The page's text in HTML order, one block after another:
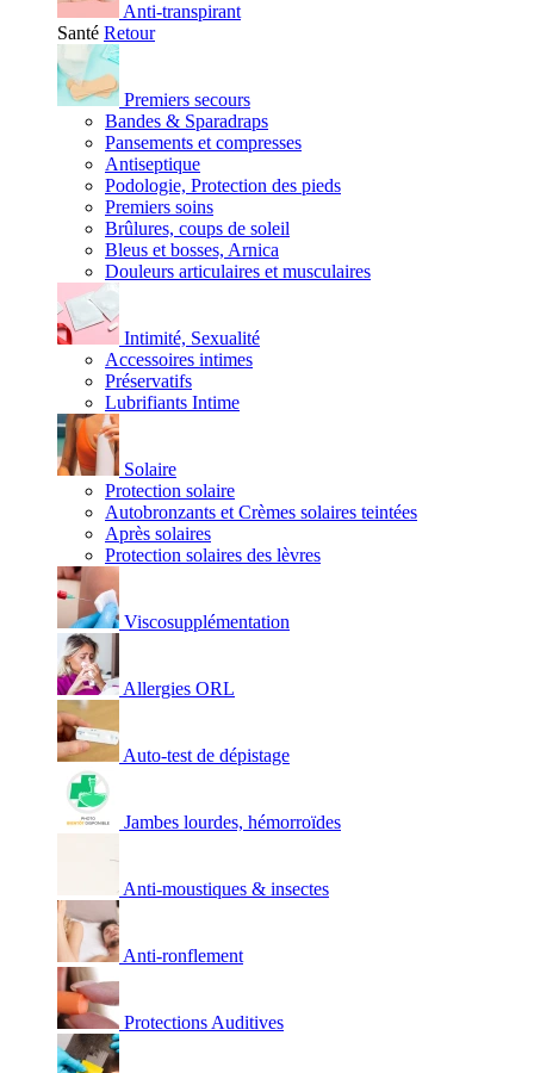
Anti-transpirant
Santé Retour
Premiers secours
Bandes & Sparadraps
Pansements et compresses
Antiseptique
Podologie, Protection des pieds
Premiers soins
Brûlures, coups de soleil
Bleus et bosses, Arnica
Douleurs articulaires et musculaires
Intimité, Sexualité
Accessoires intimes
Préservatifs
Lubrifiants Intime
Solaire
Protection solaire
Autobronzants et Crèmes solaires teintées
Après solaires
Protection solaires des lèvres
Viscosupplémentation
Allergies ORL
Auto-test de dépistage
Jambes lourdes, hémorroïdes
Anti-moustiques & insectes
Anti-ronflement
Protections Auditives